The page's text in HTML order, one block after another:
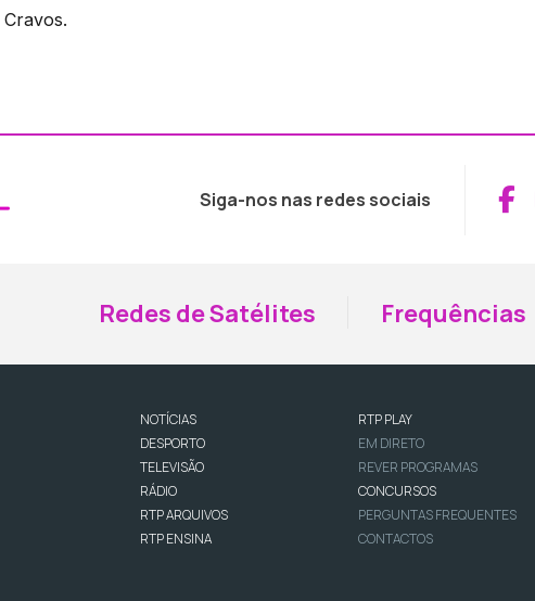
Siga-nos nas redes sociais
Redes de Satélites Frequências
NOTÍCIAS
DESPORTO
TELEVISÃO
RÁDIO
RTP ARQUIVOS
RTP ENSINA
RTP PLAY
EM DIRETO
REVER PROGRAMAS
CONCURSOS
PERGUNTAS FREQUENTES
CONTACTOS